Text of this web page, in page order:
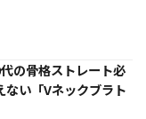
の骨格ストレート必
ない「Vネックブラト